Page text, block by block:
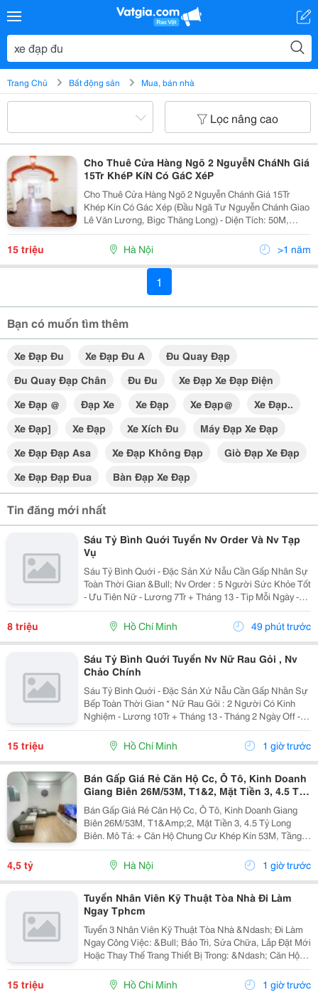
Trang Chủ Bất động sản Mua, bán nhà
Lọc nâng cao
Cho Thuê Cửa Hàng Ngõ 2 NguyễN CháNh Giá
15Tr KhéP KíN Có GáC XéP
Cho Thuê Cửa Hàng Ngõ 2 Nguyễn Chánh Giá 15Tr
Khép Kín Có Gác Xép (Đầu Ngã Tư Nguyễn Chánh Giao
Lê Văn Lương, Bigc Thăng Long) - Diện Tích: 50M,
Khép Kín, Rộng Rãi Có Gác Xép 20M&Sup2;. - Nội Thất
Có : Nl + Đh + Tủ Lạnh - Khoá Vân Tay,...
15 triệu Hà Nội >1 năm
1
Bạn có muốn tìm thêm
Xe Đạp Đu Xe Đạp Đu A
Đu Quay Đạp
Đu Quay Đạp Chân
Đu Đu
Xe Đạp Xe Đạp Điện
Xe Đạp @
Đạp Xe Xe Đạp Xe Đạp@
Xe Đạp..
Xe Đạp]
Xe Đạp Xe Xích Đu
Máy Đạp Xe Đạp
Xe Đạp Đạp Asa
Xe Đạp Không Đạp
Giò Đạp Xe Đạp
Xe Đạp Đạp Đua
Bàn Đạp Xe Đạp
Tin đăng mới nhất
Sáu Tỷ Bình Quới Tuyển Nv Order Và Nv Tạp
Vụ
Sáu Tỷ Bình Quới - Đặc Sản Xứ Nẫu Cần Gấp Nhân Sự
Toàn Thời Gian &Bull; Nv Order : 5 Người Sức Khỏe Tốt
- Ưu Tiên Nữ - Lương 7Tr + Tháng 13 - Tip Mỗi Ngày -
Có Ca Suốt Hoặc Ca Gãy - Tháng 2 Ngày Off - Lễ X 2 -
Được Nghỉ Tết Nđ ...
8 triệu Hồ Chí Minh 49 phút trước
Sáu Tỷ Bình Quới Tuyển Nv Nữ Rau Gỏi , Nv
Chảo Chính
Sáu Tỷ Bình Quới - Đặc Sản Xứ Nẫu Cần Gấp Nhân Sự
Bếp Toàn Thời Gian * Nữ Rau Gỏi : 2 Người Có Kinh
Nghiệm - Lương 10Tr + Tháng 13 - Tháng 2 Ngày Off -
Lễ X 2 - Được Nghỉ Tết Nđ * Chảo Chính : 2 Người Có
Kinh Nghiệm + Sức Khỏe Tốt...
15 triệu Hồ Chí Minh 1 giờ trước
Bán Gấp Giá Rẻ Căn Hộ Cc, Ô Tô, Kinh Doanh
Giang Biên 26M/53M, T1&2, Mặt Tiền 3, 4.5 Tỷ
Long Biên.
Bán Gấp Giá Rẻ Căn Hộ Cc, Ô Tô, Kinh Doanh Giang
Biên 26M/53M, T1&Amp;2, Mặt Tiền 3, 4.5 Tỷ Long
Biên. Mô Tả: + Căn Hộ Chung Cư Khép Kín 53M, Tầng 1
Và 2 Đế Căn Hộ Chung Cư, Đất Sổ Đỏ Lâu Dài. + Kinh
Doanh Bất Chấp Các Loại Hình, Quỹ Đất Rộng...
4,5 tỷ Hà Nội 1 giờ trước
Tuyển Nhân Viên Kỹ Thuật Tòa Nhà Đi Làm
Ngay Tphcm
Tuyển 3 Nhân Viên Kỹ Thuật Tòa Nhà &Ndash; Đi Làm
Ngay Công Việc: &Bull; Bảo Trì, Sửa Chữa, Lắp Đặt Mới
Hoặc Thay Thế Trang Thiết Bị Trong: &Ndash; Căn Hộ
Dịch Vụ &Ndash; Nhà Trọ, Chung Cư Mini &Bull; Kiểm
Tra Và Xử Lý Sự Cố Phát Sinh...
15 triệu Hồ Chí Minh 1 giờ trước